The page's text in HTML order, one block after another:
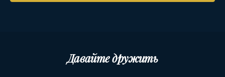
Давайте дружить